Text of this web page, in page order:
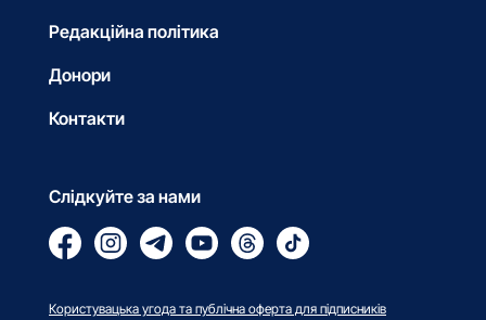
Редакційна політика
Донори
Контакти
Слідкуйте за нами
Користувацька угода та публічна оферта для підписників